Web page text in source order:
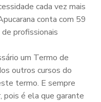
cada vez mais
conta com 59
profissionais
um Termo de
outros cursos do
termo. E sempre
pois é ela que garante